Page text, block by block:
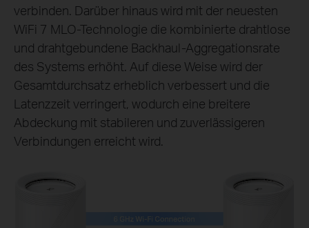
verbinden. Darüber hinaus wird mit der neuesten
WiFi 7 MLO-Technologie die kombinierte drahtlose
und drahtgebundene Backhaul-Aggregationsrate
des Systems erhöht. Auf diese Weise wird der
Gesamtdurchsatz erheblich verbessert und die
Latenzzeit verringert, wodurch eine breitere
Abdeckung mit stabileren und zuverlässigeren
Verbindungen erreicht wird.